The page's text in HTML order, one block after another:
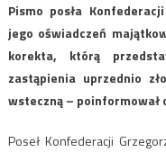
Pismo posła
jego oświadczeń
korekta, którą
zastąpienia uprzednio
wsteczną – poinformował
Poseł Konfederacji